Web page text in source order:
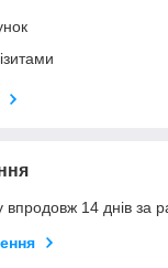
14 днів за